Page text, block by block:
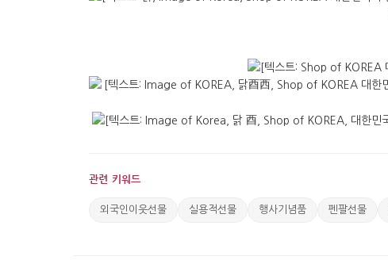
관련 키워드
외국인이웃선물 실용적선물 행사기념품 펜팔선물